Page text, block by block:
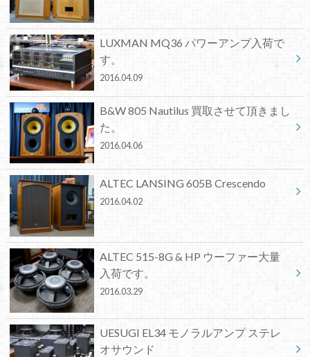
LUXMAN MQ36 パワーアンプ入荷で
す。
2016.04.09
B&W 805 Nautilus 買取させて頂きまし
た。
2016.04.06
ALTEC LANSING 605B Crescendo
2016.04.02
ALTEC 515-8G & HP ウーファー大量
入荷です。
2016.03.29
UESUGI EL34 モノラルアンプ ステレ
オサウンド